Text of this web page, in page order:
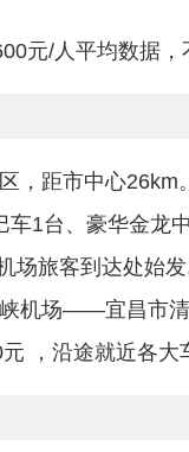
元/人平均数据，
，距市中心
1台、豪华金龙
场旅客到达处始
机场——宜昌市
，沿途就近各大